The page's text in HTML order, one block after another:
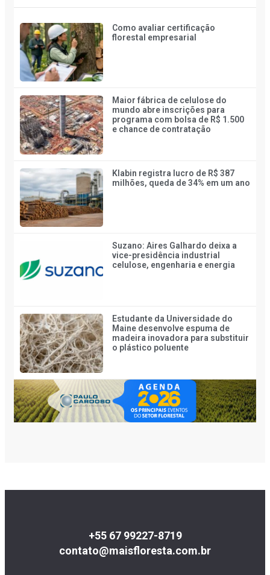
Como avaliar certificação
florestal empresarial
Maior fábrica de celulose do
mundo abre inscrições para
programa com bolsa de R$ 1.500
e chance de contratação
Klabin registra lucro de R$ 387
milhões, queda de 34% em um ano
Suzano: Aires Galhardo deixa a
vice-presidência industrial
celulose, engenharia e energia
Estudante da Universidade do
Maine desenvolve espuma de
madeira inovadora para substituir
o plástico poluente
+55 67 99227-8719
contato@maisfloresta.com.br